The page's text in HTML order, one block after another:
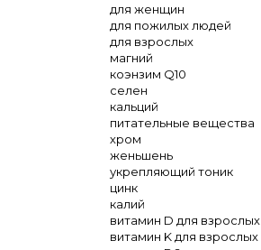
для женщин
для пожилых людей
для взрослых
магний
коэнзим Q10
селен
кальций
питательные вещества
хром
женьшень
укрепляющий тоник
цинк
калий
витамин D для взрослых
витамин K для взрослых